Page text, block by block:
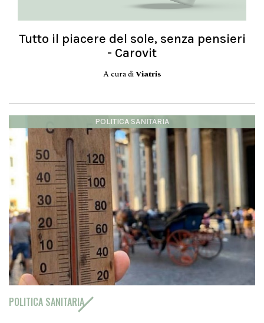
Tutto il piacere del sole, senza pensieri
- Carovit
A cura diViatris
POLITICA SANITARIA
POLITICA SANITARIA